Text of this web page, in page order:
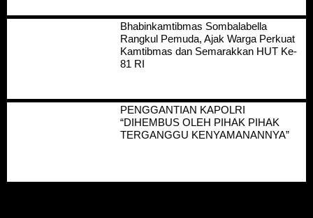
Bhabinkamtibmas Sombalabella
Rangkul Pemuda, Ajak Warga Perkuat
Kamtibmas dan Semarakkan HUT Ke-
81 RI
PENGGANTIAN KAPOLRI
“DIHEMBUS OLEH PIHAK PIHAK
TERGANGGU KENYAMANANNYA”